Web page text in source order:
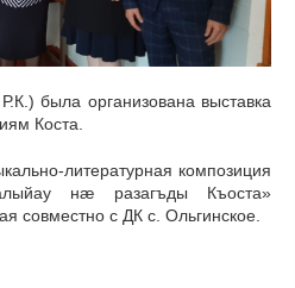
была организована выставка
Коста.
литературная композиция
нæ разагъды Къоста»
совместно с ДК с. Ольгинское.